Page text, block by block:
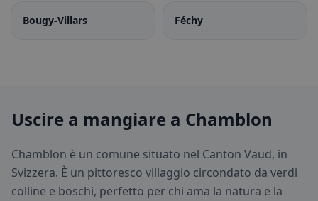
Bougy-Villars Féchy
Uscire a mangiare a Chamblon
Chamblon è un comune situato nel Canton Vaud, in
Svizzera. È un pittoresco villaggio circondato da verdi
colline e boschi, perfetto per chi ama la natura e la